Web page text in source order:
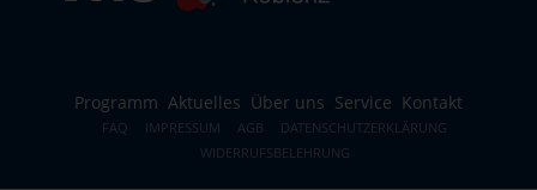
Programm Aktuelles Über uns Service Kontakt
FAQ IMPRESSUM AGB
DATENSCHUTZERKLÄRUNG
WIDERRUFSBELEHRUNG